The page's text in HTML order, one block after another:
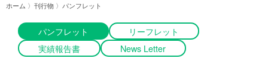
ホーム 〉刊行物 〉パンフレット
パンフレット
リーフレット
実績報告書
News Letter